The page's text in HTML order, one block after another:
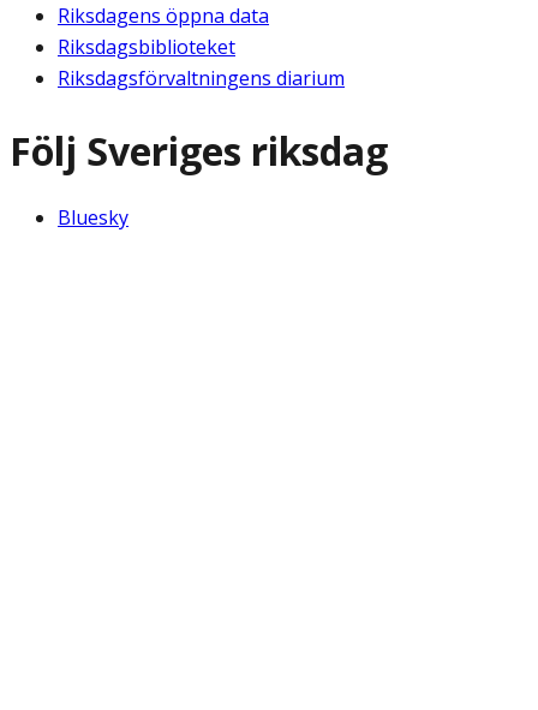
Riksdagens öppna data
Riksdagsbiblioteket
Riksdagsförvaltningens diarium
Följ Sveriges riksdag
Bluesky